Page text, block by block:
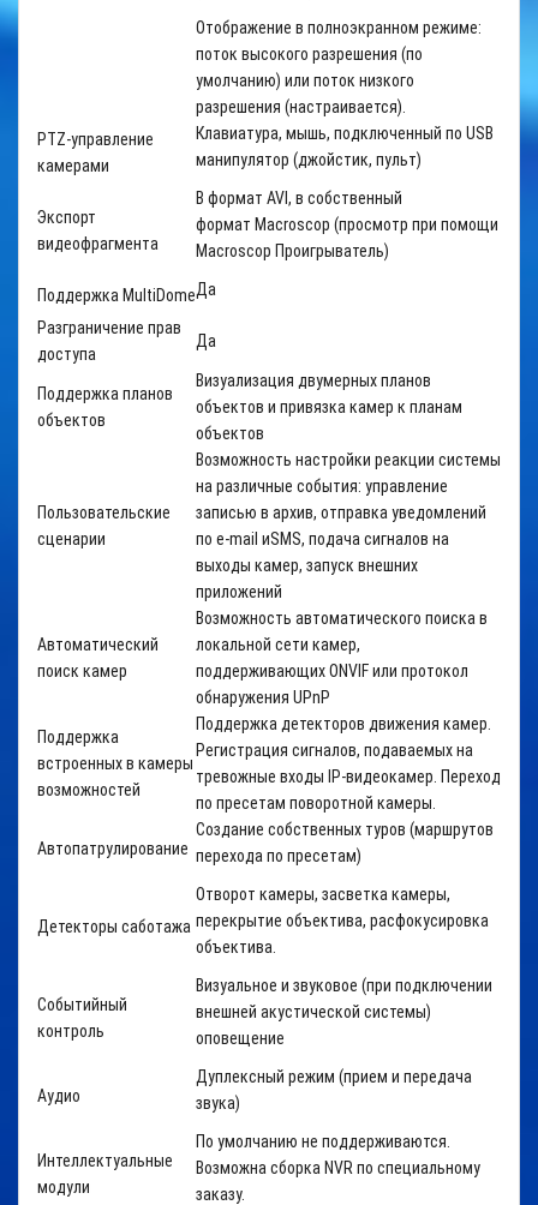
Отображение в полноэкранном режиме:
поток высокого разрешения (по
умолчанию) или поток низкого
разрешения (настраивается).
PTZ-управление
камерами
Клавиатура, мышь, подключенный по USB
манипулятор (джойстик, пульт)
Экспорт
видеофрагмента
В формат AVI, в собственный
формат Macroscop (просмотр при помощи
Macroscop Проигрыватель)
Поддержка MultiDomeДа
Разграничение прав
доступа
Да
Поддержка планов
объектов
Визуализация двумерных планов
объектов и привязка камер к планам
объектов
Пользовательские
сценарии
Возможность настройки реакции системы
на различные события: управление
записью в архив, отправка уведомлений
по e-mail иSMS, подача сигналов на
выходы камер, запуск внешних
приложений
Автоматический
поиск камер
Возможность автоматического поиска в
локальной сети камер,
поддерживающихONVIFили протокол
обнаружения UPnP
Поддержка
встроенных в камеры
возможностей
Поддержка детекторов движения камер.
Регистрация сигналов, подаваемых на
тревожные входы IP-видеокамер. Переход
по пресетам поворотной камеры.
Автопатрулирование
Создание собственных туров (маршрутов
перехода по пресетам)
Детекторы саботажа
Отворот камеры, засветка камеры,
перекрытие объектива, расфокусировка
объектива.
Событийный
контроль
Визуальное и звуковое (при подключении
внешней акустической системы)
оповещение
Аудио
Дуплексный режим (прием и передача
звука)
Интеллектуальные
модули
По умолчанию не поддерживаются.
Возможна сборка NVR по специальному
заказу.